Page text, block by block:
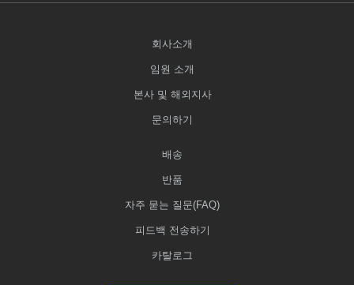
회사소개
임원 소개
본사 및 해외지사
문의하기
배송
반품
자주 묻는 질문(FAQ)
피드백 전송하기
카탈로그